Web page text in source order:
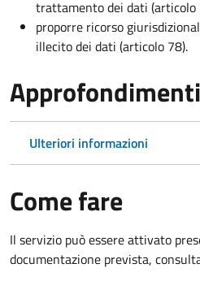
trattamento dei dati (articolo
proporre ricorso
illecito dei dati (articolo 78).
Approfondimenti
Ulteriori informazioni
Come fare
Il servizio può essere attivato
documentazione prevista,